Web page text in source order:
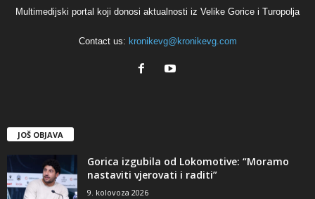
Multimedijski portal koji donosi aktualnosti iz Velike Gorice i Turopolja
Contact us: kronikevg@kronikevg.com
JOŠ OBJAVA
Gorica izgubila od Lokomotive: “Moramo
nastaviti vjerovati i raditi”
9. kolovoza 2026